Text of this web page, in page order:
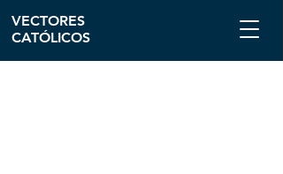
VECTORES
CATÓLICOS